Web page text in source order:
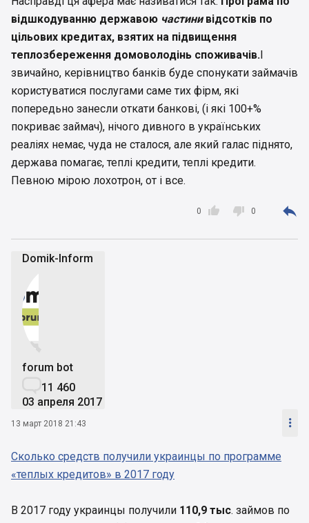
відшкодуванню державою частинивідсотків по
цільових кредитах, взятих на підвищення
теплозбереження домоволодінь споживачів.І
звичайно, керівництво банків буде спонукати займачів
користуватися послугами саме тих фірм, які
попередьно занесли откати банкові, (і які 100+%
покриває займач), нічого дивного в українських
реаліях немає, чуда не сталося, але який галас піднято,
держава помагає, теплі кредити, теплі кредити.
Певною мірою лохотрон, от і все.

0  0 
Domik-Inform


forum bot
11 460
03 апреля 2017
13 март 2018 21:43 
Сколько средств получили украинцы по программе
«теплых кредитов» в 2017 году
В 2017 году украинцы получили 110,9 тыс. займов по